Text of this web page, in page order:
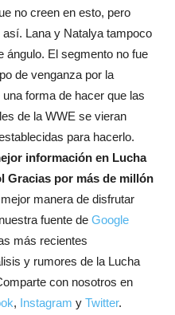
no creen en esto, pero
Lana y Natalya tampoco
ángulo. El segmento no fue
de venganza por la
forma de hacer que las
de la WWE se vieran
para hacerlo.
información en Lucha
Gracias por más de millón
manera de disfrutar
fuente de Google
más recientes
y rumores de la Lucha
con nosotros en
, Instagram y Twitter.